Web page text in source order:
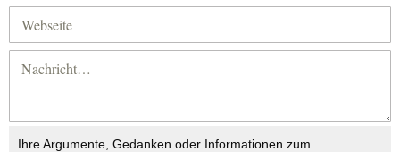
Ihre Argumente, Gedanken oder Informationen zum